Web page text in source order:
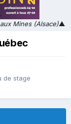
Mines (Alsace)▲
de stage